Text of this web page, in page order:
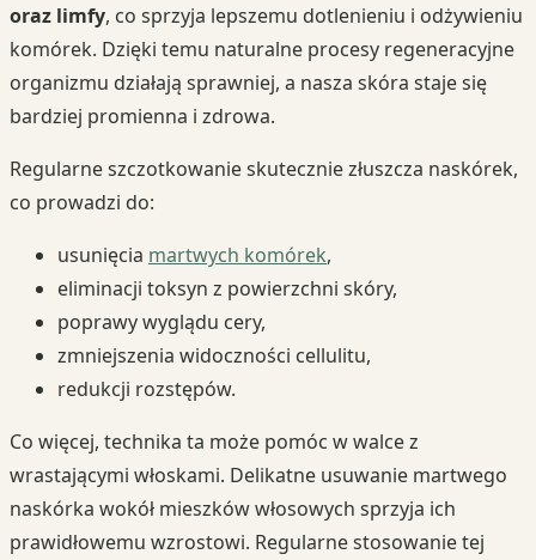
oraz limfy, co sprzyja lepszemu dotlenieniu i odżywieniu
komórek. Dzięki temu naturalne procesy regeneracyjne
organizmu działają sprawniej, a nasza skóra staje się
bardziej promienna i zdrowa.
Regularne szczotkowanie skutecznie złuszcza naskórek,
co prowadzi do:
usunięcia martwych komórek,
eliminacji toksyn z powierzchni skóry,
poprawy wyglądu cery,
zmniejszenia widoczności cellulitu,
redukcji rozstępów.
Co więcej, technika ta może pomóc w walce z
wrastającymi włoskami. Delikatne usuwanie martwego
naskórka wokół mieszków włosowych sprzyja ich
prawidłowemu wzrostowi. Regularne stosowanie tej